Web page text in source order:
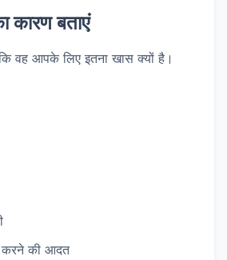
कारण बताएं
वह आपके लिए इतना खास क्यों है।
की आदत